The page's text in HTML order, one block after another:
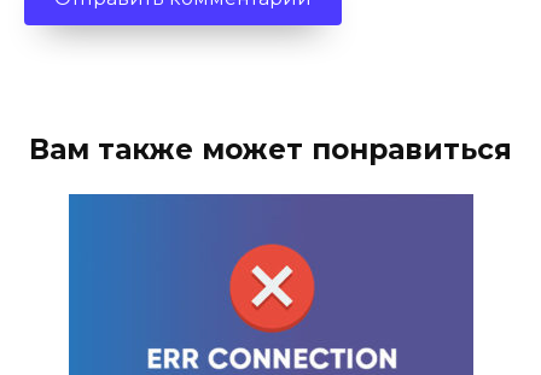
Вам также может понравиться